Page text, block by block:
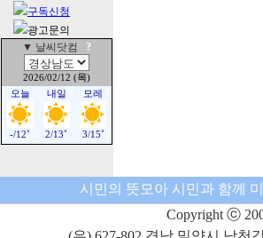
구독신청
광고문의
시민의 뜻모아 시민과 함께
Copyright ⓒ